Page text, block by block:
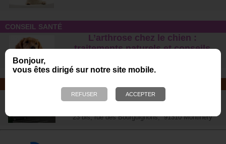
Bonjour,
vous êtes dirigé sur notre site mobile.
CONSEIL SANTÉ
L’arthrose chez le chien :
traitements naturels et conseils
Plus de 6 000 références - Venez
23 bis, rue des Bourguignons, 91310 Montlhéry